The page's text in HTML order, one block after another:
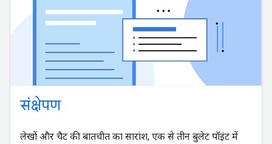
संक्षेपण
लेखों और चैट की बातचीत का सारांश, एक से तीन बुलेट पॉइंट में